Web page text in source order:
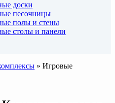
доски
песочницы
полы и стены
столы и панели
» Игровые